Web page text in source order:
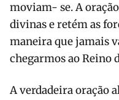
moviam- se. A
divinas e retém as
maneira que jamais
chegarmos ao Reino
A verdadeira oração